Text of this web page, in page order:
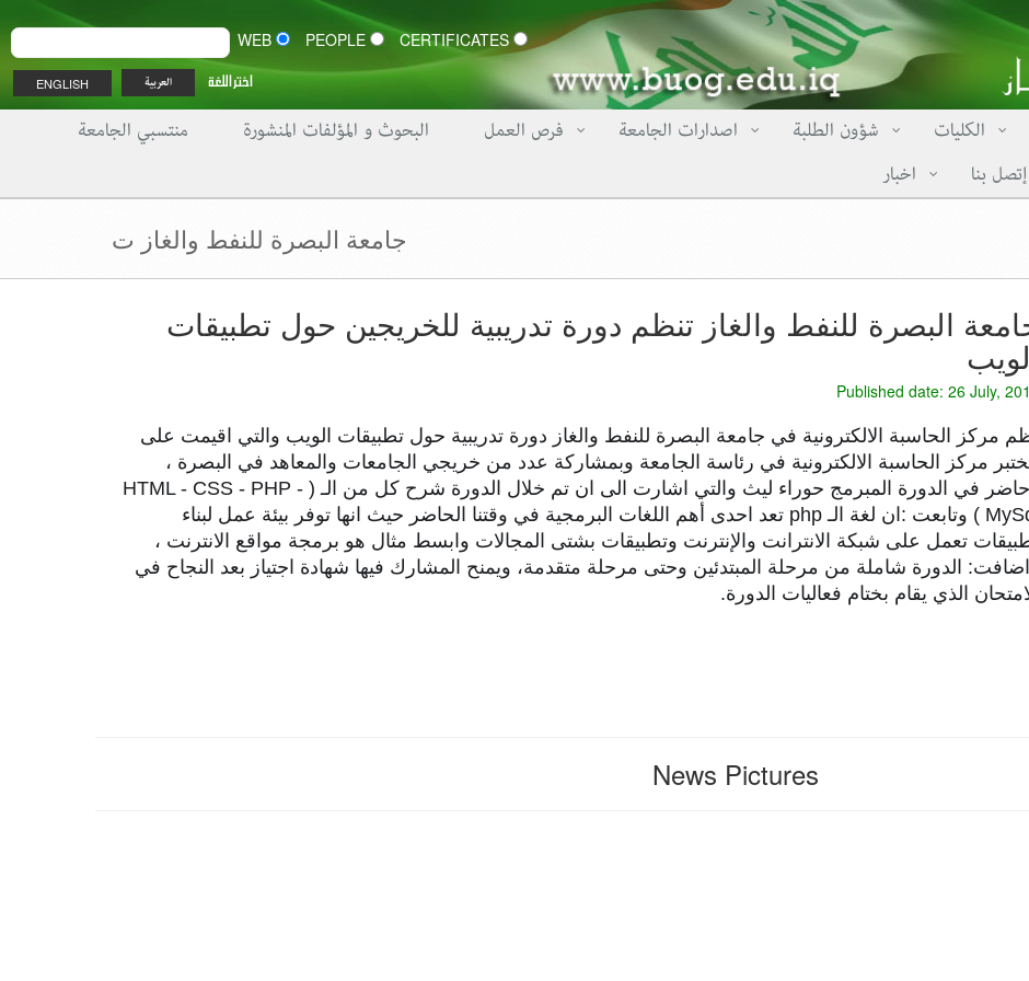
CERTIFICATES
اختر اللغة العربية ENGLISH
الكليات شؤون الطلبة اصدارات الجامعة فرص العمل البحوث و المؤلفات المنشورة
منتسبي الجامعة
إتصل بنا اخبار
جامعة البصرة للنفط والغاز ت
البصرة للنفط والغاز تنظم دورة تدريبية للخريجين حول تطبيقات
Published date: 26 July,
مركز الحاسبة الالكترونية في جامعة البصرة للنفط والغاز دورة تدريبية حول تطبيقات الويب والتي اقيمت على
مركز الحاسبة الالكترونية في رئاسة الجامعة وبمشاركة عدد من خريجي الجامعات والمعاهد في البصرة ،
وحاضر في الدورة المبرمج حوراء ليث والتي اشارت الى ان تم خلال الدورة شرح كل من الـ ( HTML - CSS - PHP -
MySql ) وتابعت :ان لغة الـ php تعد احدى أهم اللغات البرمجية في وقتنا الحاضر حيث انها توفر بيئة عمل لبناء
تعمل على شبكة الانترانت والإنترنت وتطبيقات بشتى المجالات وابسط مثال هو برمجة مواقع الانترنت ،
الدورة شاملة من مرحلة المبتدئين وحتى مرحلة متقدمة، ويمنح المشارك فيها شهادة اجتياز بعد النجاح في
الذي يقام بختام فعاليات الدورة.
News Pictures